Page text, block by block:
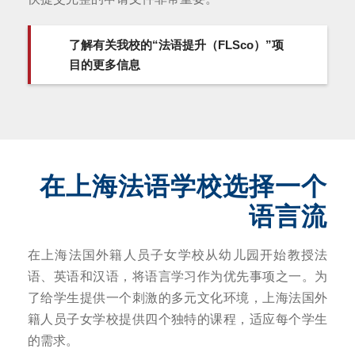
了解有关我校的“法语提升（FLSco）”项
目的更多信息
在上海法语学校选择一个
语言流
在上海法国外籍人员子女学校从幼儿园开始教授法
语、英语和汉语，将语言学习作为优先事项之一。为
了给学生提供一个刺激的多元文化环境，上海法国外
籍人员子女学校提供四个独特的课程，适应每个学生
的需求。